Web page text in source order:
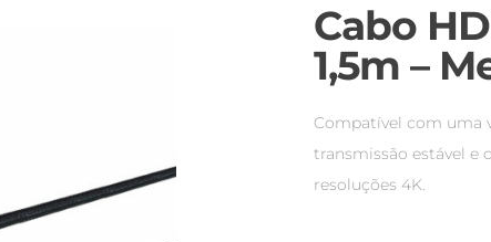
Cabo
1,5m –
Compatível com uma
transmissão estável e
resoluções 4K.